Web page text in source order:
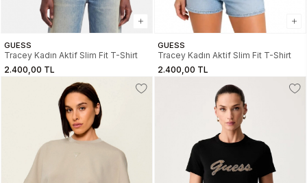
GUESS
Tracey Kadın Aktif Slim Fit T-Shirt
2.400,00 TL
GUESS
Tracey Kadın Aktif Slim Fit T-Shirt
2.400,00 TL